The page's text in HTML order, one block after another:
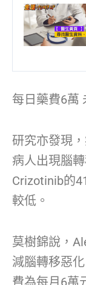
每日藥費6萬
研究亦發現
病人出現腦
Crizotinib的
較低。
莫樹錦說，
減腦轉移惡
費為每月6萬